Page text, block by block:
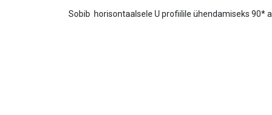
Sobib horisontaalsele U profiilile ühendamiseks 90* all